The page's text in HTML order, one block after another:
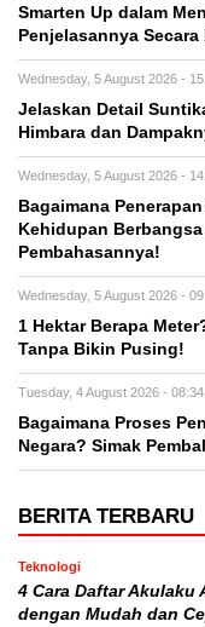
Smarten Up dalam
Penjelasannya
Wednesday, 5 August 2026 -
Jelaskan Detail
Himbara dan
Wednesday, 5 August 2026 -
Bagaimana
Kehidupan
Pembahasannya!
Wednesday, 5 August 2026 -
1 Hektar Berapa
Tanpa Bikin Pusing!
Tuesday, 4 August 2026 -
Bagaimana Proses
Negara? Simak
BERITA TERBARU
Teknologi
4 Cara Daftar Akulaku
dengan Mudah dan